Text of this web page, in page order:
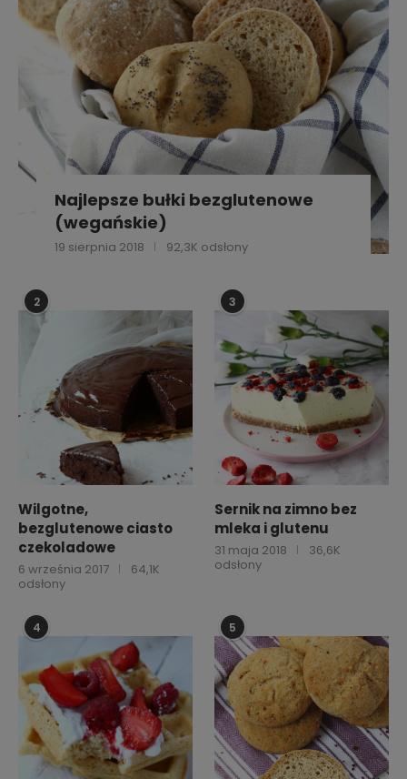
Najlepsze bułki bezglutenowe
(wegańskie)
19 sierpnia 2018 92,3K odsłony
2
Wilgotne,
bezglutenowe ciasto
czekoladowe
6 września 2017
64,1K
odsłony
3
Sernik na zimno bez
mleka i glutenu
31 maja 2018
36,6K
odsłony
4 5